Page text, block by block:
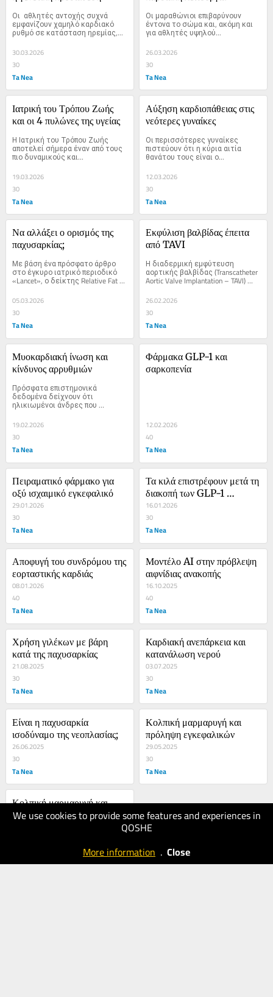
We use cookies to provide some features and experiences in
QOSHE
More information . Close
Οι  αθλητές αντοχής συχνά
εμφανίζουν χαμηλό καρδιακό
ρυθμό σε κατάσταση ηρεμίας,...
30.03.2026
30
Ta Nea
Οι μαραθώνιοι επιβαρύνουν
έντονα το σώμα και, ακόμη και
για αθλητές υψηλού...
26.03.2026
30
Ta Nea
Ιατρική του Τρόπου Ζωής
και οι 4 πυλώνες της υγείας
Η Ιατρική του Τρόπου Ζωής
αποτελεί σήμερα έναν από τους
πιο δυναμικούς και...
19.03.2026
30
Ta Nea
Αύξηση καρδιοπάθειας στις
νεότερες γυναίκες
Οι περισσότερες γυναίκες
πιστεύουν ότι η κύρια αιτία
θανάτου τους είναι ο...
12.03.2026
30
Ta Nea
Να αλλάξει ο ορισμός της
παχυσαρκίας;
Με βάση ένα πρόσφατο άρθρο
στο έγκυρο ιατρικό περιοδικό
«Lancet», ο δείκτης Relative Fat
05.03.2026
30
Ta Nea
Εκφύλιση βαλβίδας έπειτα
από TAVI
Η διαδερμική εμφύτευση
αορτικής βαλβίδας (Transcatheter
Aortic Valve Implantation – TAVI)
26.02.2026
30
Ta Nea
Μυοκαρδιακή ίνωση και
κίνδυνος αρρυθμιών
Πρόσφατα επιστημονικά
δεδομένα δείχνουν ότι
ηλικιωμένοι άνδρες που
ασχολούνται...
19.02.2026
30
Ta Nea
Φάρμακα GLP-1 και
σαρκοπενία
12.02.2026
40
Ta Nea
Πειραματικό φάρμακο για
οξύ ισχαιμικό εγκεφαλικό
29.01.2026
30
Ta Nea
Τα κιλά επιστρέφουν μετά τη
διακοπή των GLP-1
αγωνιστών
16.01.2026
30
Ta Nea
Αποφυγή του συνδρόμου της
εορταστικής καρδιάς
08.01.2026
40
Ta Nea
Μοντέλο AI στην πρόβλεψη
αιφνίδιας ανακοπής
16.10.2025
40
Ta Nea
Χρήση γιλέκων με βάρη
κατά της παχυσαρκίας
21.08.2025
30
Ta Nea
Καρδιακή ανεπάρκεια και
κατανάλωση νερού
03.07.2025
30
Ta Nea
Είναι η παχυσαρκία
ισοδύναμο της νεοπλασίας;
26.06.2025
30
Ta Nea
Κολπική μαρμαρυγή και
πρόληψη εγκεφαλικών
29.05.2025
30
Ta Nea
Κολπική μαρμαρυγή και
πρόληψη εγκεφαλικών